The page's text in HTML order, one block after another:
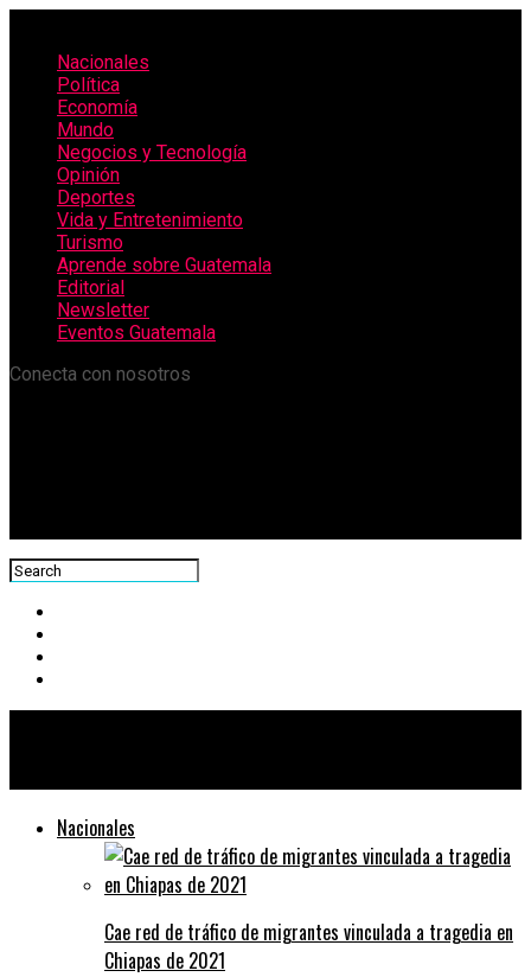
Nacionales
Política
Economía
Mundo
Negocios y Tecnología
Opinión
Deportes
Vida y Entretenimiento
Turismo
Aprende sobre Guatemala
Editorial
Newsletter
Eventos Guatemala
Conecta con nosotros
Nacionales
Cae red de tráfico de migrantes vinculada a tragedia en
Chiapas de 2021